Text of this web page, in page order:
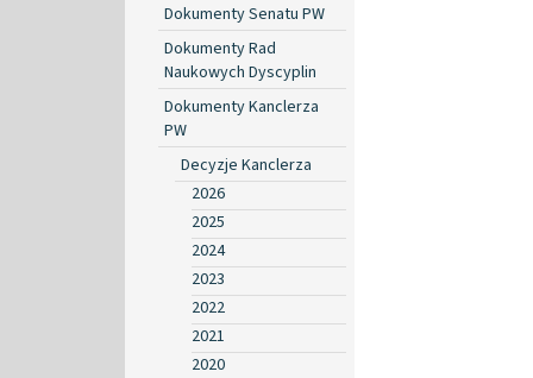
Dokumenty Senatu PW
Dokumenty Rad
Naukowych Dyscyplin
Dokumenty Kanclerza
PW
Decyzje Kanclerza
2026
2025
2024
2023
2022
2021
2020